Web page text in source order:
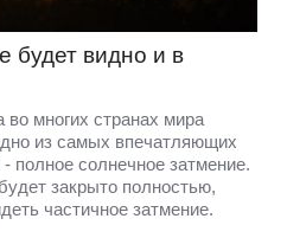
будет видно и в
многих странах мира
из самых впечатляющих
полное солнечное затмение.
закрыто полностью,
частичное затмение.